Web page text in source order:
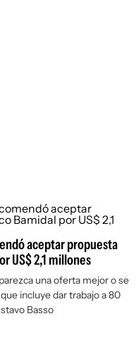
aceptar propuesta
US$ 2,1 millones
una oferta mejor o se
incluye dar trabajo a 80
Basso